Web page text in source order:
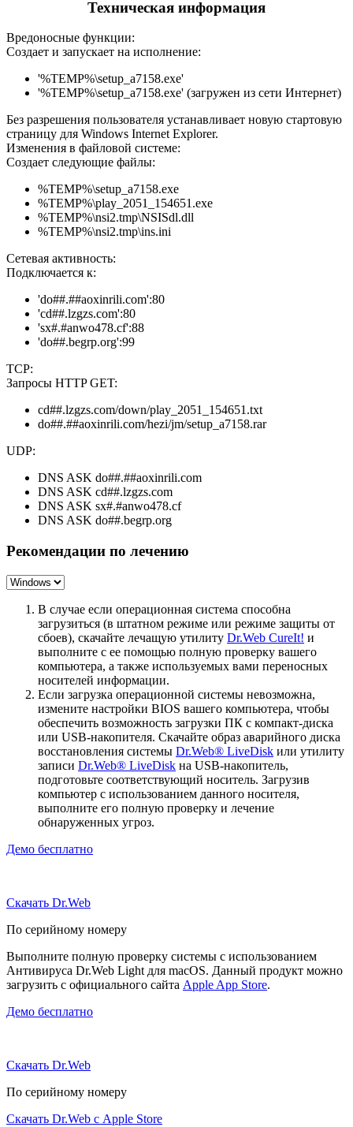
Техническая информация
Вредоносные функции:
Создает и запускает на исполнение:
'%TEMP%\setup_a7158.exe'
'%TEMP%\setup_a7158.exe' (загружен из сети Интернет)
Без разрешения пользователя устанавливает новую стартовую
страницу для Windows Internet Explorer.
Изменения в файловой системе:
Создает следующие файлы:
%TEMP%\setup_a7158.exe
%TEMP%\play_2051_154651.exe
%TEMP%\nsi2.tmp\NSISdl.dll
%TEMP%\nsi2.tmp\ins.ini
Сетевая активность:
Подключается к:
'do##.##aoxinrili.com':80
'cd##.lzgzs.com':80
'sx#.#anwo478.cf':88
'do##.begrp.org':99
TCP:
Запросы HTTP GET:
cd##.lzgzs.com/down/play_2051_154651.txt
do##.##aoxinrili.com/hezi/jm/setup_a7158.rar
UDP:
DNS ASK do##.##aoxinrili.com
DNS ASK cd##.lzgzs.com
DNS ASK sx#.#anwo478.cf
DNS ASK do##.begrp.org
Рекомендации по лечению
В случае если операционная система способна
загрузиться (в штатном режиме или режиме защиты от
сбоев), скачайте лечащую утилиту Dr.Web CureIt! и
выполните с ее помощью полную проверку вашего
компьютера, а также используемых вами переносных
носителей информации.
Если загрузка операционной системы невозможна,
измените настройки BIOS вашего компьютера, чтобы
обеспечить возможность загрузки ПК с компакт-диска
или USB-накопителя. Скачайте образ аварийного диска
восстановления системы Dr.Web® LiveDisk или утилиту
записи Dr.Web® LiveDisk на USB-накопитель,
подготовьте соответствующий носитель. Загрузив
компьютер с использованием данного носителя,
выполните его полную проверку и лечение
обнаруженных угроз.
Демо бесплатно
Скачать Dr.Web
По серийному номеру
Выполните полную проверку системы с использованием
Антивируса Dr.Web Light для macOS. Данный продукт можно
загрузить с официального сайта Apple App Store.
Демо бесплатно
Скачать Dr.Web
По серийному номеру
Скачать Dr.Web с Apple Store